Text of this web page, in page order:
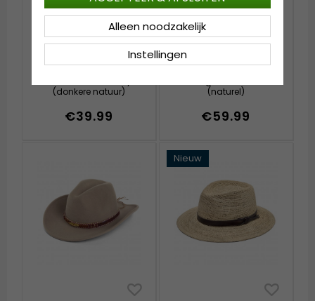
(donkere natuur)
€39.99
(naturel)
€59.99
Nieuw
Instellingen
Alleen noodzakelijk